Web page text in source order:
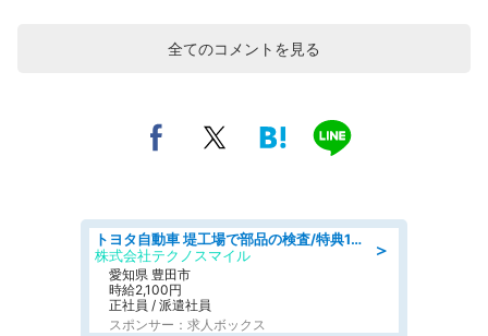
全てのコメントを見る
＞
トヨタ自動車 堤工場で部品の検査/特典168万/tutumi
株式会社テクノスマイル
愛知県 豊田市
時給2,100円
正社員 / 派遣社員
スポンサー：求人ボックス